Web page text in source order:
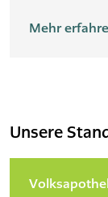
Mehr
Unsere